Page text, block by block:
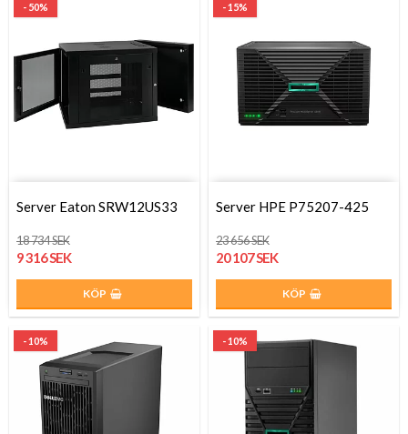
- 50%
Server Eaton SRW12US33
18 734 SEK
9 316 SEK
KÖP
- 15%
Server HPE P75207-425
23 656 SEK
20 107 SEK
KÖP
- 10% - 10%